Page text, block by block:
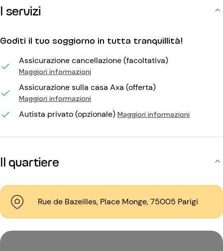
I servizi
Goditi il tuo soggiorno in tutta tranquillità!
Assicurazione cancellazione (facoltativa)
Maggiori informazioni
Assicurazione sulla casa Axa (offerta)
Maggiori informazioni
Autista privato (opzionale) Maggiori informazioni
Il quartiere
Rue de Bazeilles, Place Monge, 75005 Parigi